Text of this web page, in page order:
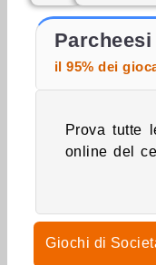
Parcheesi
il 95% dei
Prova tutte
online del
contro
Giochi di